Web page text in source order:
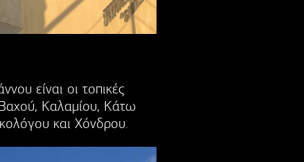
είναι οι τοπικές
Βαχού, Καλαμίου, Κάτω
και Χόνδρου.